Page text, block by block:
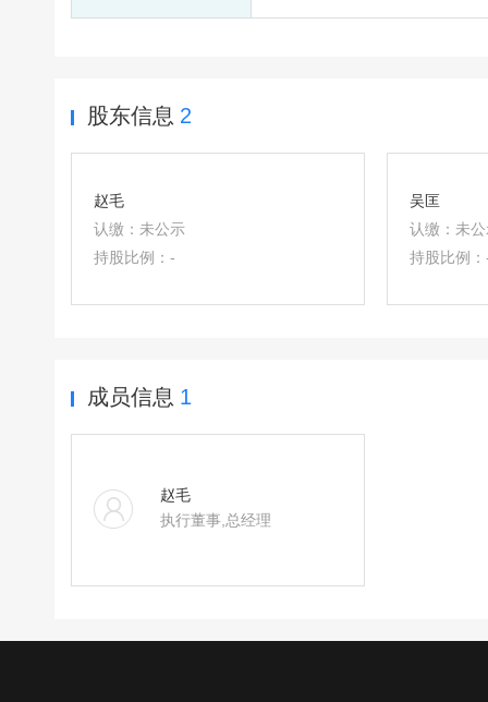
股东信息 2
赵毛
认缴： 未公示
持股比例： -
吴匡
认缴： 未
持股比例：
成员信息 1
赵毛
执行董事,总经理